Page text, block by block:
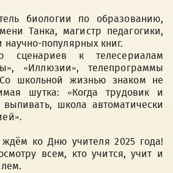
биологии по образованию,
Танка, магистр педагогики,
научно-популярных книг.
сценариев к телесериалам
«Иллюзии», телепрограммы
школьной жизнью знаком не
шутка: «Когда трудовик и
школа автоматически
ко Дню учителя 2025 года!
всем, кто учится, учит и